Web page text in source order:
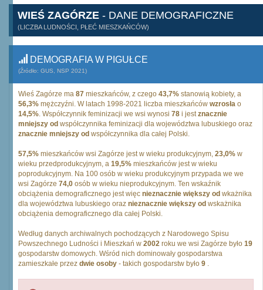
WIEŚ ZAGÓRZE - DANE DEMOGRAFICZNE
(LICZBA LUDNOŚCI, PŁEĆ MIESZKAŃCÓW)
DEMOGRAFIA W PIGUŁCE
(Źródło: GUS, NSP 2021)
Wieś Zagórze ma 87 mieszkańców, z czego 43,7% stanowią kobiety, a
56,3% mężczyźni. W latach 1998-2021 liczba mieszkańców wzrosła o
14,5%. Współczynnik feminizacji we wsi wynosi 78 i jestznacznie
mniejszy od współczynnika feminizacji dla województwa lubuskiego oraz
znacznie mniejszy od współczynnika dla całej Polski.
57,5% mieszkańców wsi Zagórze jest w wieku produkcyjnym, 23,0% w
wieku przedprodukcyjnym, a 19,5% mieszkańców jest w wieku
poprodukcyjnym. Na 100 osób w wieku produkcyjnym przypada we we
wsi Zagórze 74,0 osób w wieku nieprodukcyjnym. Ten wskaźnik
obciążenia demograficznego jest więc nieznacznie większy od wkażnika
dla województwa lubuskiego oraz nieznacznie większy od wskażnika
obciążenia demograficznego dla całej Polski.
Według danych archiwalnych pochodzących z Narodowego Spisu
Powszechnego Ludności i Mieszkań w 2002 roku we wsi Zagórze było 19
gospodarstw domowych. Wśród nich dominowały gospodarstwa
zamieszkałe przez dwie osoby - takich gospodarstw było 9 .